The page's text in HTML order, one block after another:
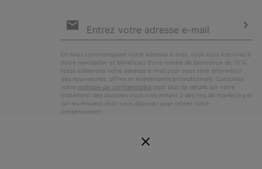
par
En nous communiquant votre adresse e-mail, vous vous inscrivez à
notre newsletter et bénéficiez d’une remise de bienvenue de 15 %.
Nous utiliserons votre adresse e-mail pour vous tenir informé(e)
des nouveautés, offres et événements promotionnels. Consultez
notre politique de confidentialité pour plus de détails sur notre
traitement des données vous concernant à des fins de marketing et
sur les moyens dont vous disposez pour retirer votre
consentement.